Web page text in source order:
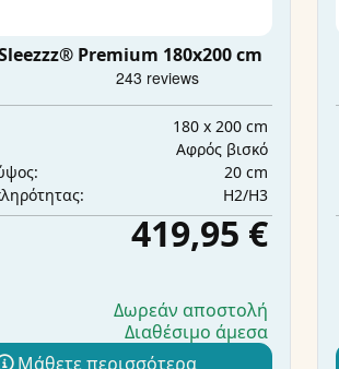
Premium 180x200 cm
180 x 200 cm
Αφρός βισκό
20 cm
H2/H3
419,95 €
Δωρεάν αποστολή
Διαθέσιμο άμεσα
Μάθετε περισσότερα